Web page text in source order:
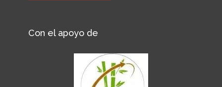
Con el apoyo de